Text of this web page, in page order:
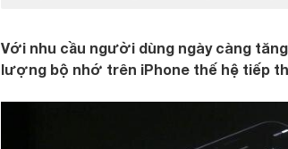
Với nhu cầu người dùng ngày càng
lượng bộ nhớ trên iPhone thế hệ tiếp